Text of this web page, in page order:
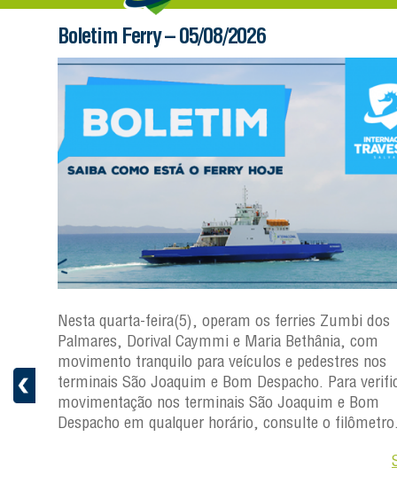
a
Boletim Ferry – 05/08/2026
Nesta quarta-feira(5), operam os ferries Zumbi dos
Palmares, Dorival Caymmi e Maria Bethânia, com
movimento tranquilo para veículos e pedestres nos
terminais São Joaquim e Bom Despacho. Para
movimentação nos terminais São Joaquim e Bom
Despacho em qualquer horário, consulte o